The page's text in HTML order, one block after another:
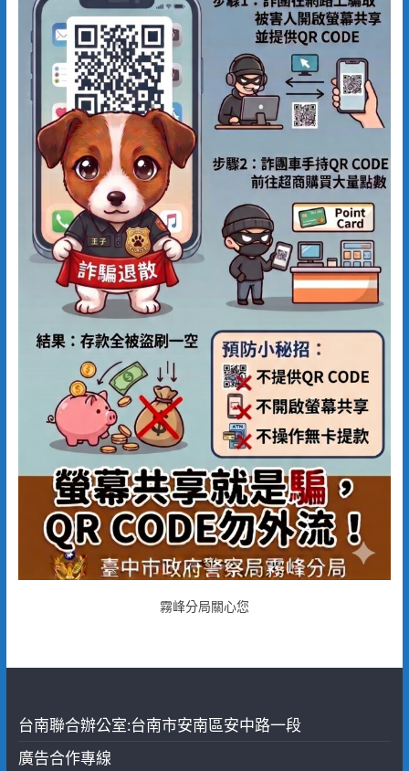
霧峰分局關心您
台南聯合辦公室:台南市安南區安中路一段
廣告合作專線